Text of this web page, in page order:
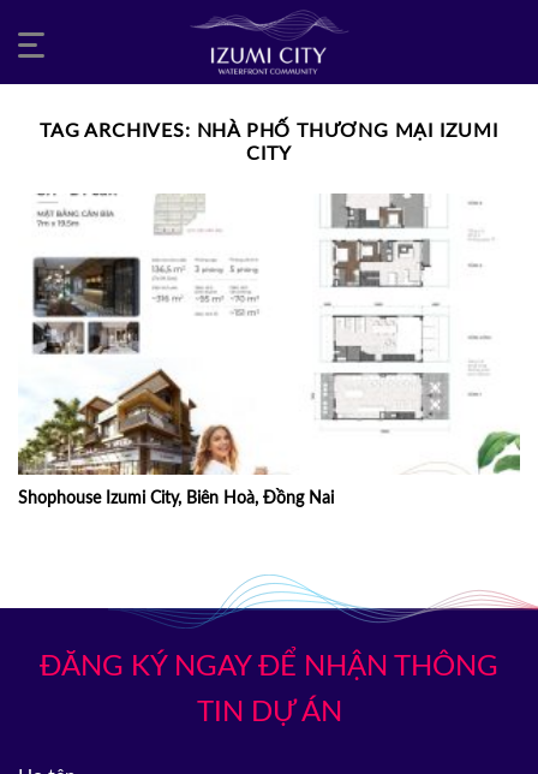
TAG ARCHIVES: NHÀ PHỐ THƯƠNG MẠI IZUMI
CITY
Shophouse Izumi City, Biên Hoà, Đồng Nai
ĐĂNG KÝ NGAY ĐỂ NHẬN THÔNG
TIN DỰ ÁN